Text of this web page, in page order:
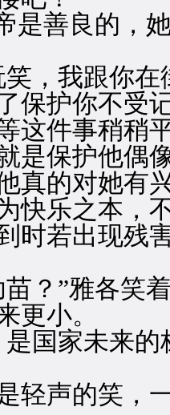
良的，她
我跟你在
保护你不受
这件事稍稍
保护他偶像
真的对她有
乐之本，不
时若出现残
”雅各笑着
更小。
家未来的
声的笑，一